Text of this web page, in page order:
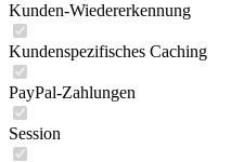
Kunden-Wiedererkennung
Kundenspezifisches Caching
PayPal-Zahlungen
Session